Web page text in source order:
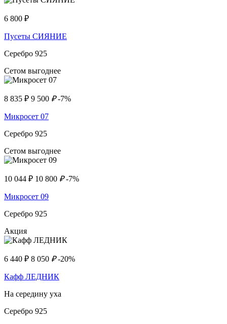
6 800 ₽
Пусеты СИЯНИЕ
Серебро 925
Сетом выгоднее
8 835 ₽ 9 500 ₽ -7%
Микросет 07
Серебро 925
Сетом выгоднее
10 044 ₽ 10 800 ₽ -7%
Микросет 09
Серебро 925
Акция
6 440 ₽ 8 050 ₽ -20%
Кафф ЛЕДНИК
На середину уха
Серебро 925